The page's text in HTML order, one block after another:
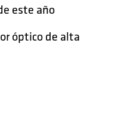
este año
óptico de alta